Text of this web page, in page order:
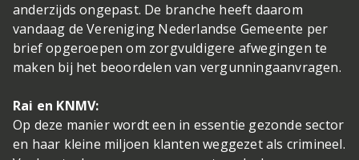
anderzijds ongepast. De branche heeft daarom
vandaag de Vereniging Nederlandse Gemeente per
brief opgeroepen om zorgvuldigere afwegingen te
maken bij het beoordelen van vergunningaanvragen.
Rai en KNMV:
Op deze manier wordt een in essentie gezonde sector
en haar kleine miljoen klanten weggezet als crimineel.